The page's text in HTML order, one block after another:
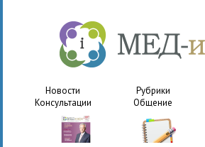
Новости Рубрики
Консультации
Общение